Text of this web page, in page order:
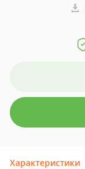
Характеристики